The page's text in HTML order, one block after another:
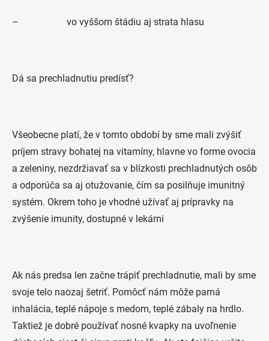
– vo vyššom štádiu aj strata hlasu
Dá sa prechladnutiu predísť?
Všeobecne platí, že v tomto období by sme mali zvýšiť
príjem stravy bohatej na vitamíny, hlavne vo forme ovocia
a zeleniny, nezdržiavať sa v blízkosti prechladnutých osôb
a odporúča sa aj otužovanie, čím sa posilňuje imunitný
systém. Okrem toho je vhodné užívať aj prípravky na
zvýšenie imunity, dostupné v lekárni
Ak nás predsa len začne trápiť prechladnutie, mali by sme
svoje telo naozaj šetriť. Pomôcť nám môže parná
inhalácia, teplé nápoje s medom, teplé zábaly na hrdlo.
Taktiež je dobré používať nosné kvapky na uvoľnenie